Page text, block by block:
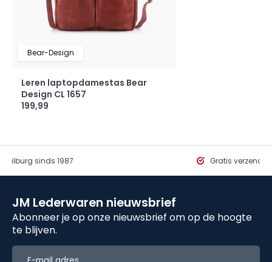
Bear-Design
Leren laptopdamestas Bear
Design CL 1657
199,99
Tilburg sinds 1987 Gratis
JM Lederwaren nieuwsbrief
Abonneer je op onze nieuwsbrief om op de hoogte
te blijven.